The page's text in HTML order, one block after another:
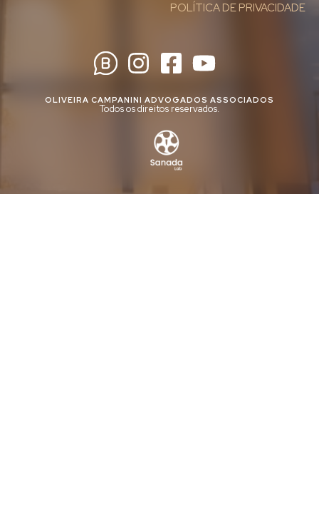
POLÍTICA DE PRIVACIDADE
OLIVEIRA CAMPANINI ADVOGADOS ASSOCIADOS
Todos os direitos reservados.